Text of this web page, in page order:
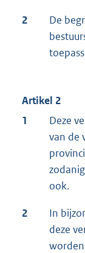
2
De
Artikel 2
1
Deze
van de
ook.
2
In
deze